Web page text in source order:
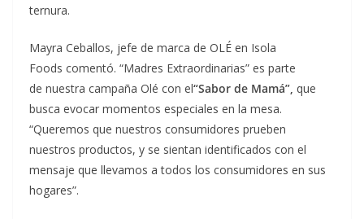
ternura.
Mayra Ceballos, jefe de marca de OLÉ en Isola
Foods comentó. “Madres Extraordinarias” es parte
de nuestra campaña Olé con el“Sabor de Mamá”, que
busca evocar momentos especiales en la mesa.
“Queremos que nuestros consumidores prueben
nuestros productos, y se sientan identificados con el
mensaje que llevamos a todos los consumidores en sus
hogares”.